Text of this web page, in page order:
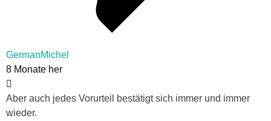
GermanMichel
8 Monate her
Aber auch jedes Vorurteil bestätigt sich immer und immer
wieder.